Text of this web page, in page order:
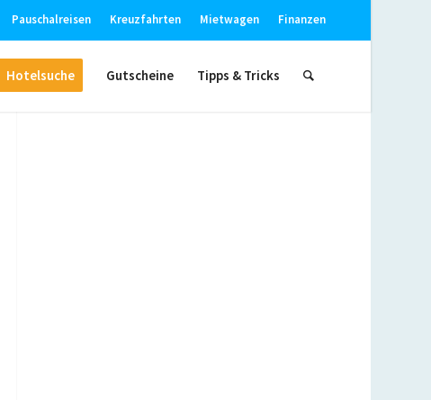
Pauschalreisen Kreuzfahrten Mietwagen Finanzen
Hotelsuche Gutscheine Tipps & Tricks